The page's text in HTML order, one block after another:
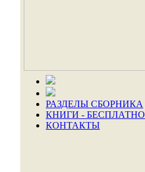
РАЗДЕЛЫ СБОРНИКА
КНИГИ - БЕСПЛАТНО
КОНТАКТЫ